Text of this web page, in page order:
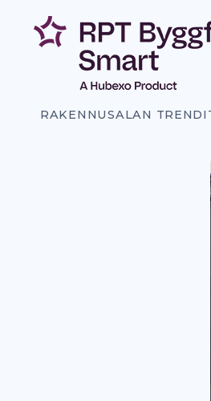
sisältöön
RAKENNUSALAN